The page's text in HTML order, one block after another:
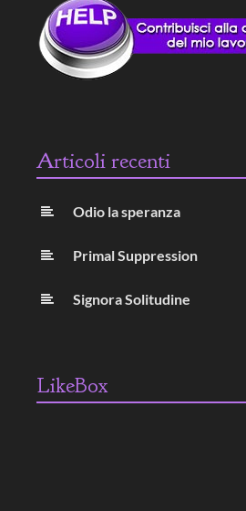
Articoli recenti
Odio la speranza
Primal Suppression
Signora Solitudine
LikeBox